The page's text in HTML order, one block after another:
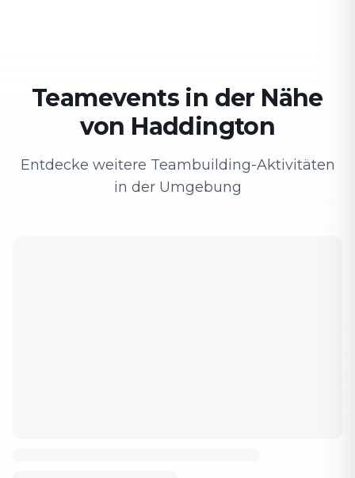
Teamevents in der Nähe
von Haddington
Entdecke weitere Teambuilding-Aktivitäten
in der Umgebung